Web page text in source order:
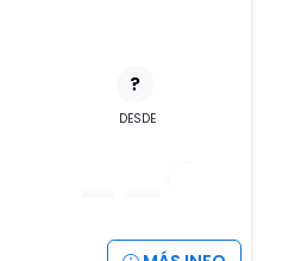
?
DESDE